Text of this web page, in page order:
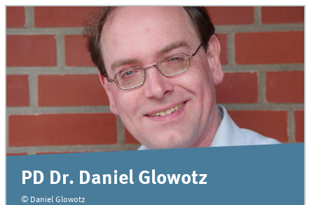
PD Dr. Daniel Glowotz
© Daniel Glowotz